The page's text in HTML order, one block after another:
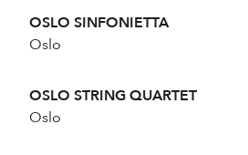
OSLO SINFONIETTA
Oslo
OSLO STRING QUARTET
Oslo